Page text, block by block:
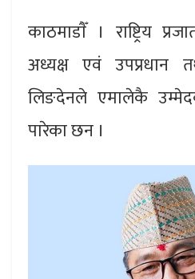
काठमाडाैँ । राष्ट्रिय
अध्यक्ष एवं उपप्रधान
लिङदेनले एमालेकै
पारेका छन ।